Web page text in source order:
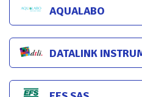
AQUALABO
DATALINK